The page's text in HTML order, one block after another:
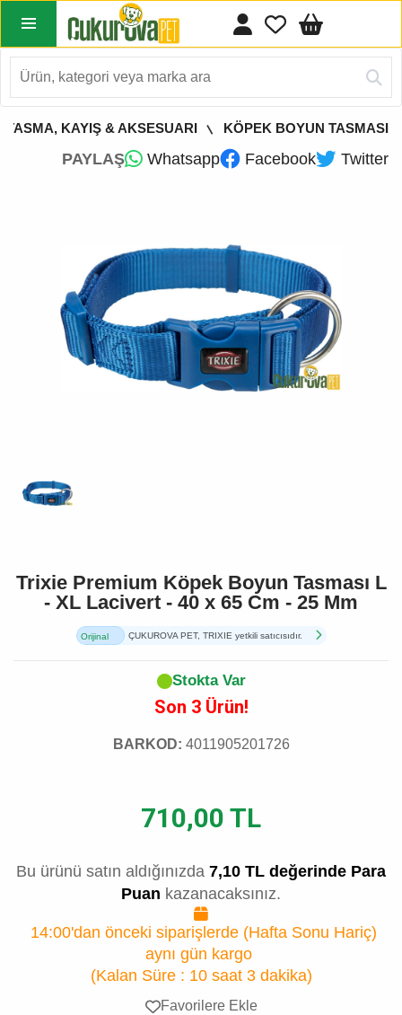
TASMA, KAYIŞ & AKSESUARI KÖPEK BOYUN TASMASI
PAYLAŞ Whatsapp Facebook Twitter
Trixie Premium Köpek Boyun Tasması L
- XL Lacivert - 40 x 65 Cm - 25 Mm
Orijinal
ÇUKUROVA PET, TRIXIE yetkili satıcısıdır.
Stokta Var
Son 3 Ürün!
BARKOD: 4011905201726
710,00 TL
Bu ürünü satın aldığınızda 7,10 TL değerinde Para
Puan kazanacaksınız.
14:00'dan önceki siparişlerde (Hafta Sonu Hariç)
aynı gün kargo
(Kalan Süre : 10 saat 3 dakika)
Favorilere Ekle